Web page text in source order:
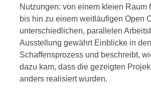
Nutzungen: von einem kleien Raum
bis hin zu einem weitläufigen Open
unterschiedlichen, parallelen
Ausstellung gewährt Einblicke in den
Schaffensprozess und beschreibt,
dazu kam, dass die gezeigten
anders realisiert wurden.